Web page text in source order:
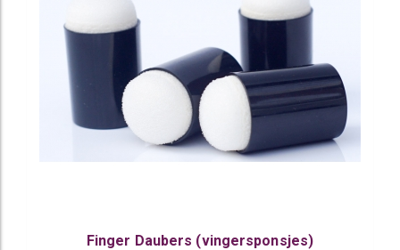
Finger Daubers (vingersponsjes)